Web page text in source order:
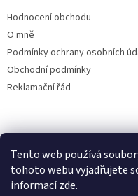
Tento web používá
tohoto webu vyjadřujete
informacízde.
Hodnocení obchodu
O mně
Podmínky ochrany osobních
Obchodní podmínky
Reklamační řád